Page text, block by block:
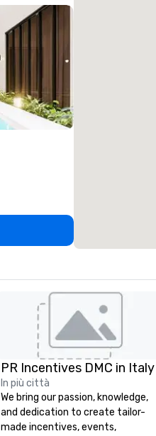
PR Incentives DMC in Italy
In più città
We bring our passion, knowledge,
and dedication to create tailor-
made incentives, events,